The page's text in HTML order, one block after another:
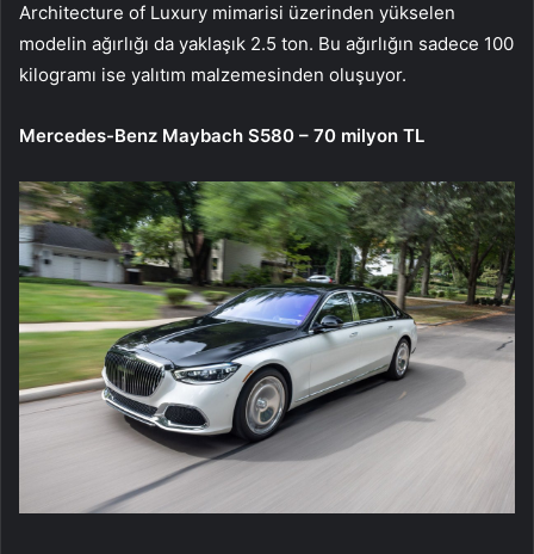
Architecture of Luxury mimarisi üzerinden yükselen
modelin ağırlığı da yaklaşık 2.5 ton. Bu ağırlığın sadece 100
kilogramı ise yalıtım malzemesinden oluşuyor.
Mercedes-Benz Maybach S580 – 70 milyon TL